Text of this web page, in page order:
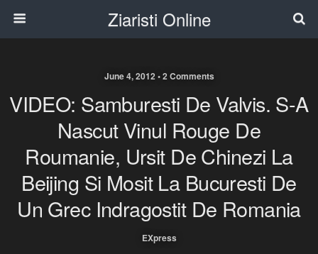
Ziaristi Online
June 4, 2012 • 2 Comments
VIDEO: Samburesti De Valvis. S-A
Nascut Vinul Rouge De
Roumanie, Ursit De Chinezi La
Beijing Si Mosit La Bucuresti De
Un Grec Indragostit De Romania
EXpress